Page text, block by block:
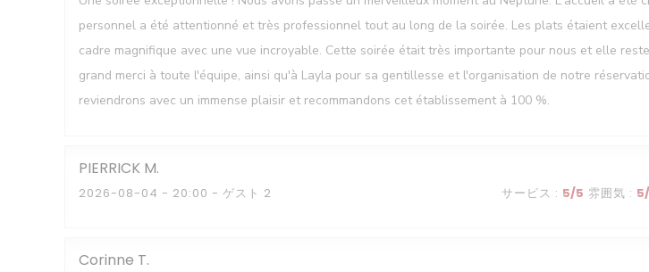
personnel a été attentionné et très professionnel tout au long de la soirée. Les plats étaient
cadre magnifique avec une vue incroyable. Cette soirée était très importante pour nous et elle
grand merci à toute l'équipe, ainsi qu'à Layla pour sa gentillesse et l'organisation de notre
reviendrons avec un immense plaisir et recommandons cet établissement à 100 %.
PIERRICK M
2026-08-04 - 20:00 - ゲスト 2 サービス : 5/5 雰囲気 : 5
Corinne T